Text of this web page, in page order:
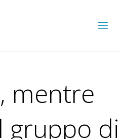
mentre
gruppo di